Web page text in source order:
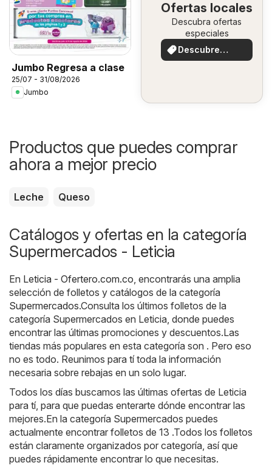
Jumbo Regresa a clase
25/07 - 31/08/2026
Jumbo
Ofertas locales
Descubra ofertas
especiales
Descubre
ofertas
Productos que puedes comprar
ahora a mejor precio
Leche Queso
Catálogos y ofertas en la categoría
Supermercados - Leticia
En Leticia - Ofertero.com.co , encontrarás una amplia
selección de folletos y catálogos de la categoría
Supermercados.Consulta los últimos folletos de la
categoría Supermercados en Leticia, donde puedes
encontrar las últimas promociones y descuentos.Las
tiendas más populares en esta categoría son . Pero eso
no es todo. Reunimos para tí toda la información
necesaria sobre rebajas en un solo lugar.
Todos los días buscamos las últimas ofertas de Leticia
para tí, para que puedas enterarte dónde encontrar las
mejores.En la categoría Supermercados puedes
actualmente encontrar folletos de 13 .Todos los folletos
están claramente organizados por categoría, así que
puedes rápidamente encontrar lo que necesitas.